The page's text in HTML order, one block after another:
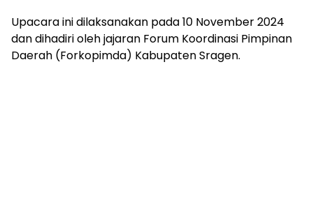
Upacara ini dilaksanakan pada 10 November 2024
dan dihadiri oleh jajaran Forum Koordinasi Pimpinan
Daerah (Forkopimda) Kabupaten Sragen.